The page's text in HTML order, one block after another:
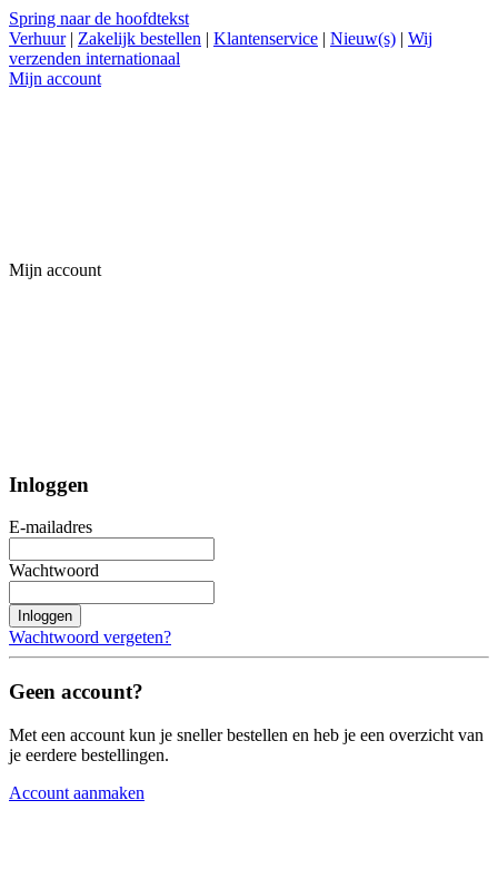
Spring naar de hoofdtekst
Verhuur | Zakelijk bestellen | Klantenservice | Nieuw(s) | Wij
verzenden internationaal
Mijn account
Mijn account
Inloggen
E-mailadres
Wachtwoord
Inloggen
Wachtwoord vergeten?
Geen account?
Met een account kun je sneller bestellen en heb je een overzicht van
je eerdere bestellingen.
Account aanmaken